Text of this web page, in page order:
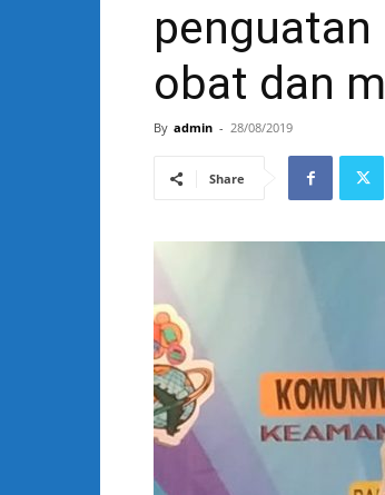
obat dan
By admin - 28/08/2019
Share